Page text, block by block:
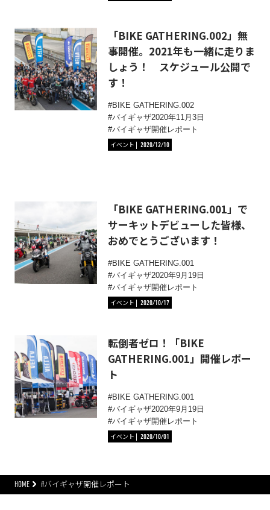
「BIKE GATHERING.002」無
事開催。2021年も一緒に走りま
しょう！ スケジュール公開で
す！
BIKE GATHERING.002
バイギャザ2020年11月3日
バイギャザ開催レポート
イベント
2020/12/10
「BIKE GATHERING.001」で
サーキットデビューした皆様、
おめでとうございます！
BIKE GATHERING.001
バイギャザ2020年9月19日
バイギャザ開催レポート
イベント
2020/10/17
転倒者ゼロ！「BIKE
GATHERING.001」開催レポー
ト
BIKE GATHERING.001
バイギャザ2020年9月19日
バイギャザ開催レポート
イベント
2020/10/01
HOME #バイギャザ開催レポート